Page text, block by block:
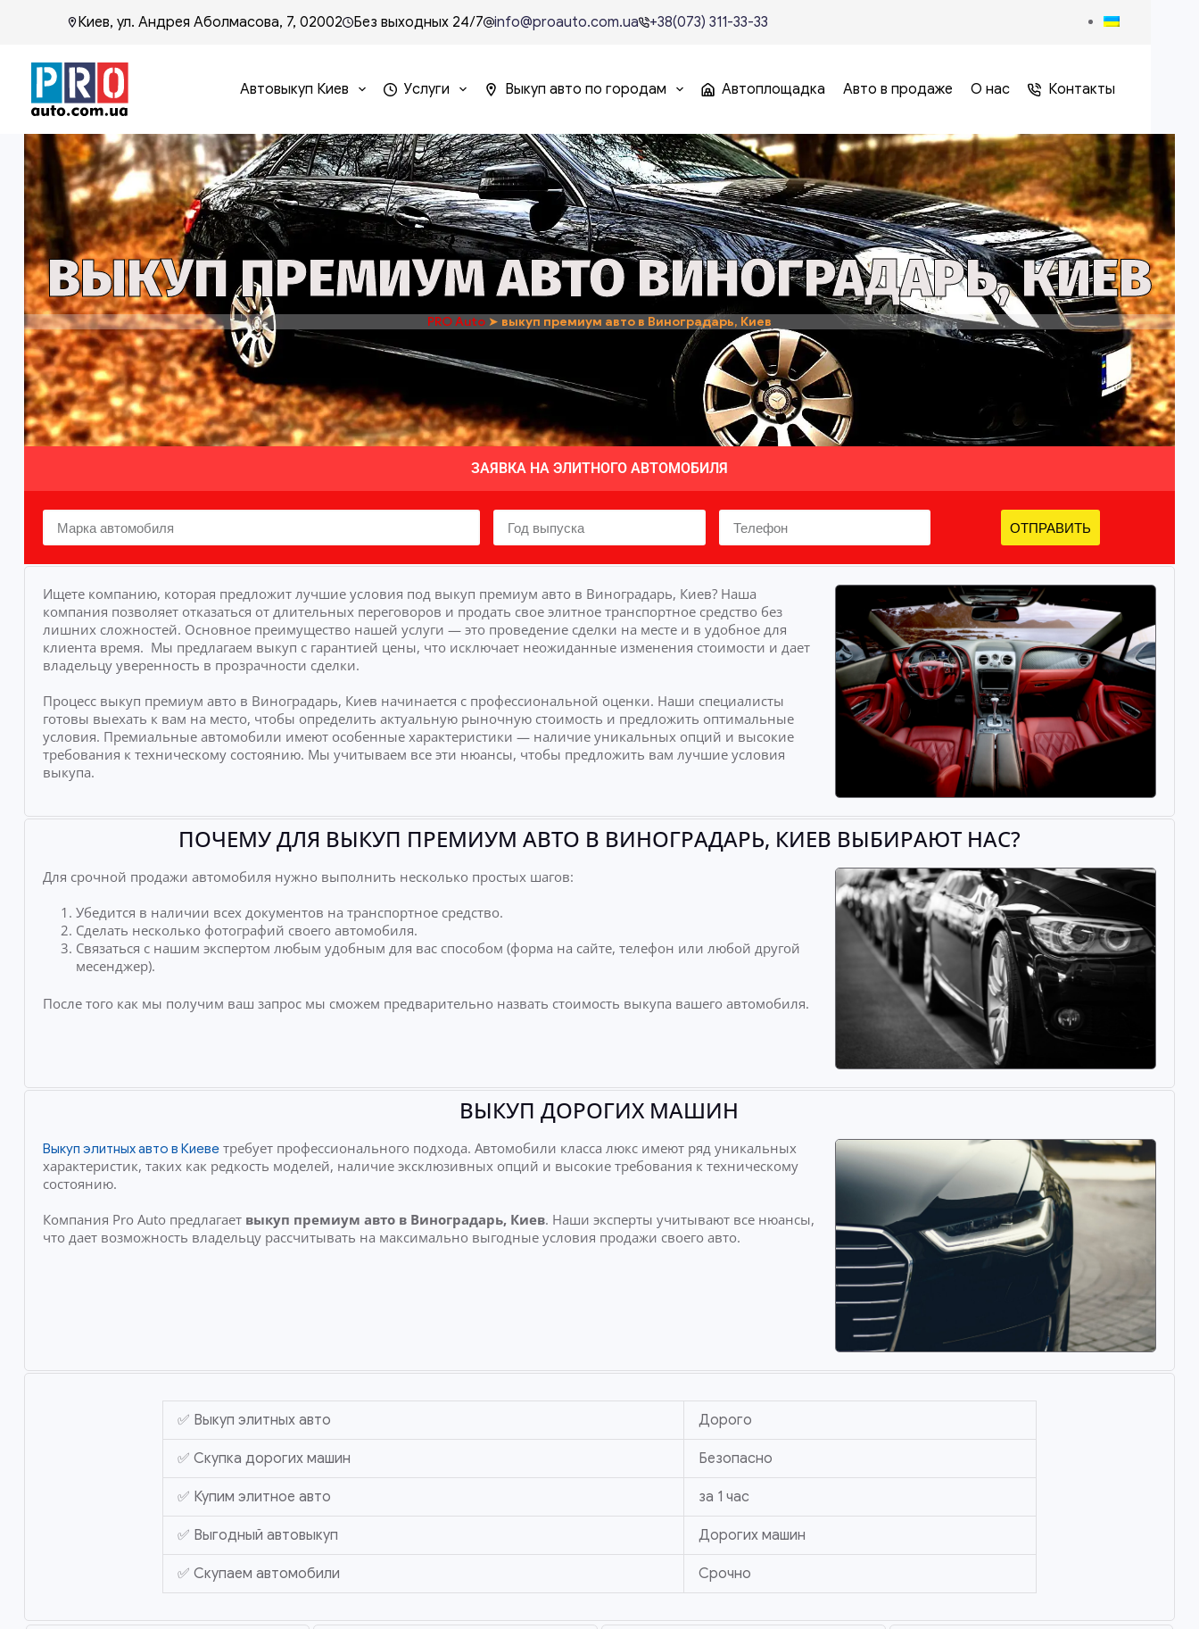
Киев, ул. Андрея Аболмасова, 7, 02002 Без выходных 24/7 info@proauto.com.ua +38(073) 311-33-33
Автовыкуп Киев Услуги Выкуп авто по городам Автоплощадка Авто в продаже О нас Контакты
ВЫКУП ПРЕМИУМ АВТО ВИНОГРАДАРЬ, КИЕВ
PRO Auto➤ выкуп премиум авто в Виноградарь, Киев
ЗАЯВКА НА ЭЛИТНОГО АВТОМОБИЛЯ
ОТПРАВИТЬ
Ищете компанию, которая предложит лучшие условия под выкуп премиум авто в Виноградарь, Киев? Наша
компания позволяет отказаться от длительных переговоров и продать свое элитное транспортное средство без
лишних сложностей. Основное преимущество нашей услуги — это проведение сделки на месте и в удобное для
клиента время. Мы предлагаем выкуп с гарантией цены, что исключает неожиданные изменения стоимости и дает
владельцу уверенность в прозрачности сделки.
Процесс выкуп премиум авто в Виноградарь, Киев начинается с профессиональной оценки. Наши специалисты
готовы выехать к вам на место, чтобы определить актуальную рыночную стоимость и предложить оптимальные
условия. Премиальные автомобили имеют особенные характеристики — наличие уникальных опций и высокие
требования к техническому состоянию. Мы учитываем все эти нюансы, чтобы предложить вам лучшие условия
выкупа.
ПОЧЕМУ ДЛЯ ВЫКУП ПРЕМИУМ АВТО В ВИНОГРАДАРЬ, КИЕВ ВЫБИРАЮТ НАС?
Для срочной продажи автомобиля нужно выполнить несколько простых шагов:
Убедится в наличии всех документов на транспортное средство.
Сделать несколько фотографий своего автомобиля.
Связаться с нашим экспертом любым удобным для вас способом (форма на сайте, телефон или любой другой
месенджер).
После того как мы получим ваш запрос мы сможем предварительно назвать стоимость выкупа вашего автомобиля.
ВЫКУП ДОРОГИХ МАШИН
Выкуп элитных авто в Киеветребует профессионального подхода. Автомобили класса люкс имеют ряд уникальных
характеристик, таких как редкость моделей, наличие эксклюзивных опций и высокие требования к техническому
состоянию.
Компания Pro Auto предлагает выкуп премиум автов Виноградарь, Киев. Наши эксперты учитывают все нюансы,
что дает возможность владельцу рассчитывать на максимально выгодные условия продажи своего авто.
✅ Выкуп элитных авто Дорого
✅ Скупка дорогих машин Безопасно
✅ Купим элитное авто за 1 час
✅ Выгодный автовыкуп Дорогих машин
✅ Скупаем автомобили Срочно